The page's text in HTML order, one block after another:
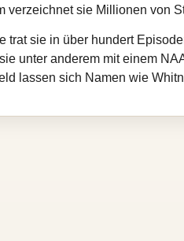
verzeichnet sie Millionen von
trat sie in über hundert
unter anderem mit einem
lassen sich Namen wie